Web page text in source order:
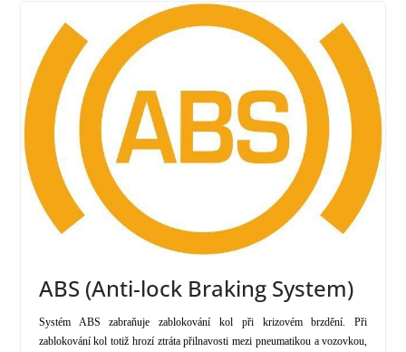
ABS (Anti-lock Braking System)
Systém ABS zabraňuje zablokování kol při krizovém brzdění. Při
zablokování kol totiž hrozí ztráta přilnavosti mezi pneumatikou a vozovkou,